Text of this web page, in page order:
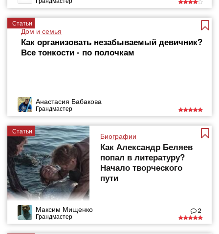
Статьи
Дом и семья
Как организовать незабываемый девичник?
Все тонкости - по полочкам
Анастасия Бабакова
Грандмастер
Статьи
Биографии
Как Александр Беляев
попал в литературу?
Начало творческого
пути
Максим Мищенко
Грандмастер
2